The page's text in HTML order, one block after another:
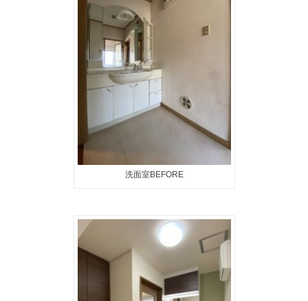
洗面室BEFORE